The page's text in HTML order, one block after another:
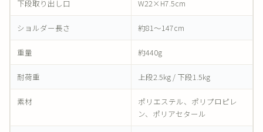
下段取り出し口 W22×H7.5cm
ショルダー長さ 約81〜147cm
重量 約440g
耐荷重 上段2.5kg / 下段1.5kg
素材
ポリエステル、ポリプロピレ
ン、ポリアセタール